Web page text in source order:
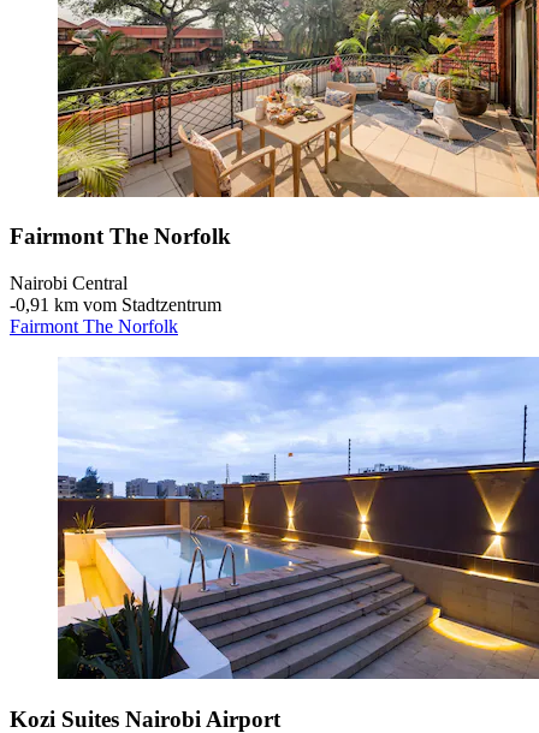
Fairmont The Norfolk
Nairobi Central
‐0,91 km vom Stadtzentrum
Fairmont The Norfolk
Kozi Suites Nairobi Airport